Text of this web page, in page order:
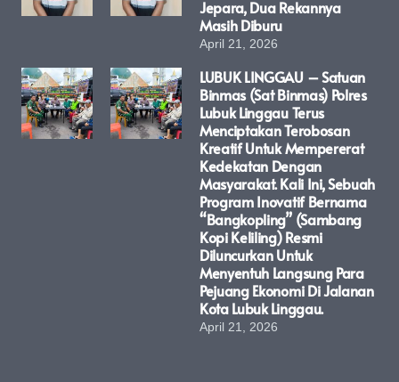
Jepara, Dua Rekannya
Masih Diburu
April 21, 2026
LUBUK LINGGAU – Satuan
Binmas (Sat Binmas) Polres
Lubuk Linggau Terus
Menciptakan Terobosan
Kreatif Untuk Mempererat
Kedekatan Dengan
Masyarakat. Kali Ini, Sebuah
Program Inovatif Bernama
“Bangkopling” (Sambang
Kopi Keliling) Resmi
Diluncurkan Untuk
Menyentuh Langsung Para
Pejuang Ekonomi Di Jalanan
Kota Lubuk Linggau.
April 21, 2026